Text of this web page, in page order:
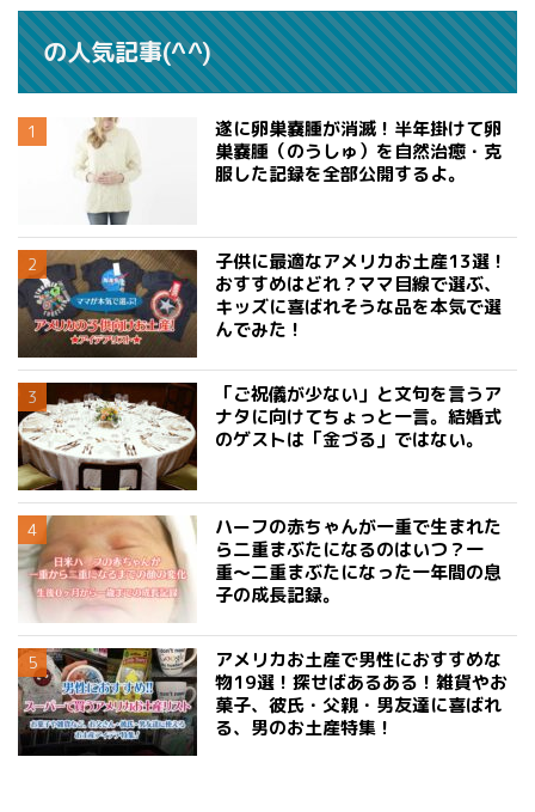
の人気記事(^^)
遂に卵巣嚢腫が消滅！半年掛けて卵
巣嚢腫（のうしゅ）を自然治癒・克
服した記録を全部公開するよ。
子供に最適なアメリカお土産13選！
おすすめはどれ？ママ目線で選ぶ、
キッズに喜ばれそうな品を本気で選
んでみた！
「ご祝儀が少ない」と文句を言うア
ナタに向けてちょっと一言。結婚式
のゲストは「金づる」ではない。
ハーフの赤ちゃんが一重で生まれた
ら二重まぶたになるのはいつ？一
重〜二重まぶたになった一年間の息
子の成長記録。
アメリカお土産で男性におすすめな
物19選！探せばあるある！雑貨やお
菓子、彼氏・父親・男友達に喜ばれ
る、男のお土産特集！